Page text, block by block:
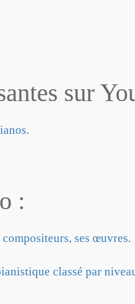
sur
:
ses œuvres.
classé par